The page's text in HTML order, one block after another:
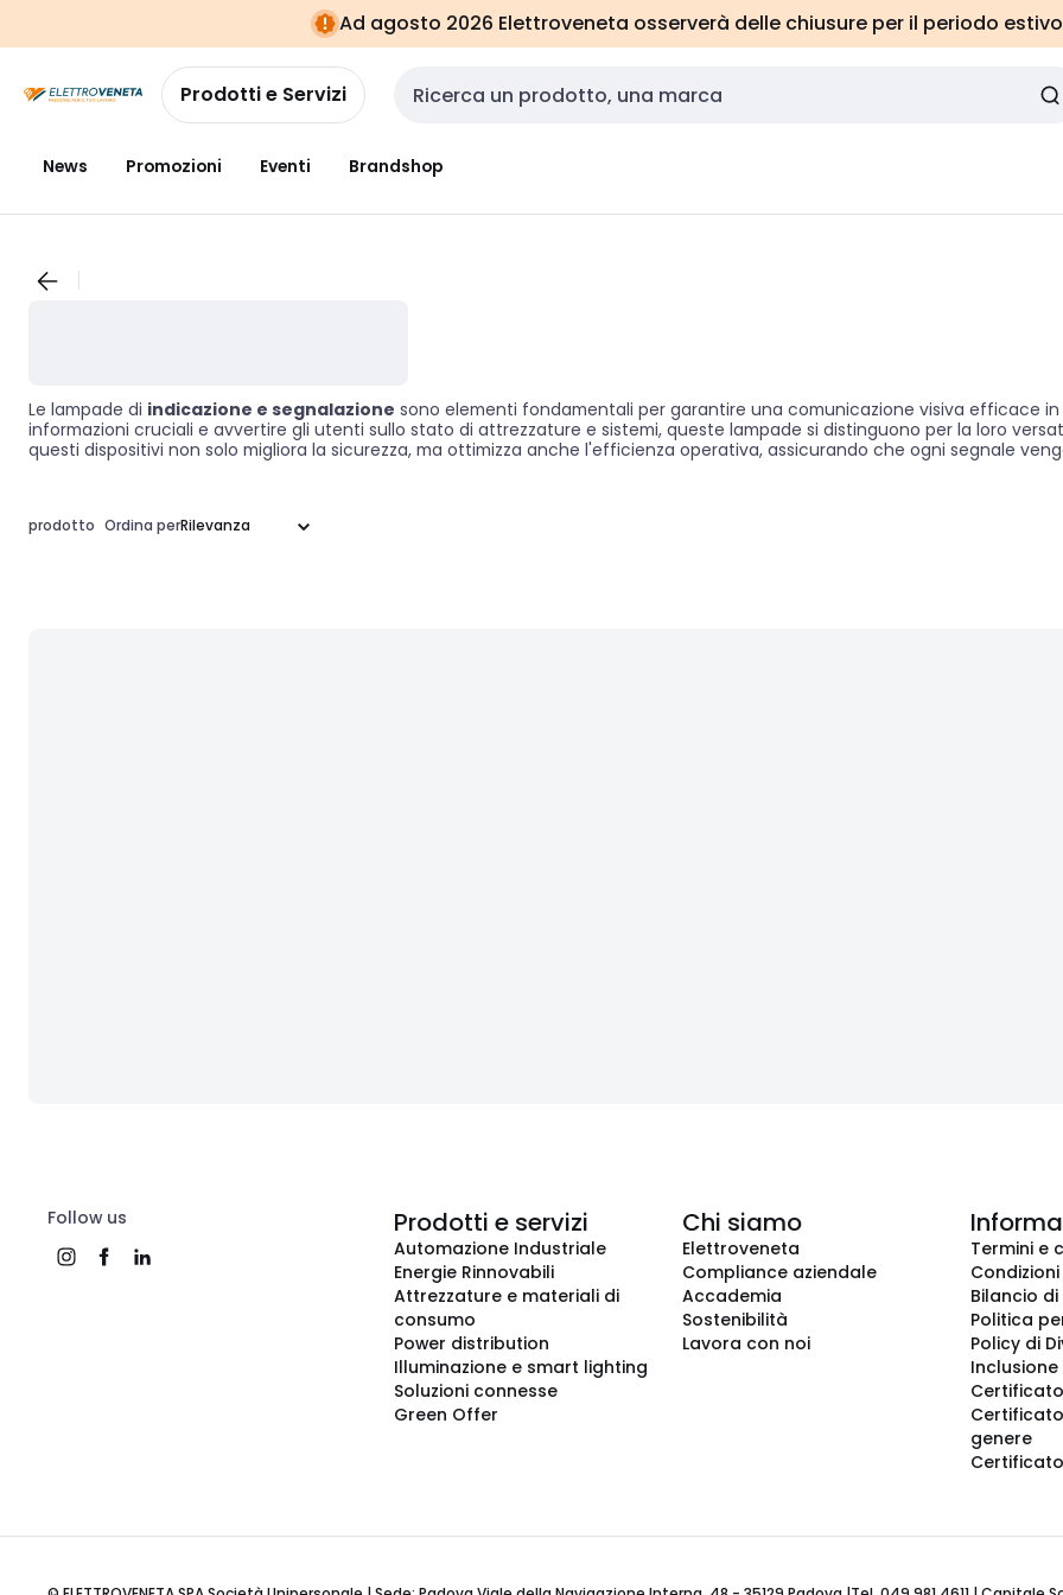
navigazionealla
pagina
Ad agosto 2026 Elettroveneta osserverà delle chiusure per il periodo
Prodotti e Servizi Cerca input
News Promozioni Eventi Brandshop
Le lampade di indicazione e segnalazione sono elementi fondamentali per garantire una comunicazione visiva efficace
informazioni cruciali e avvertire gli utenti sullo stato di attrezzature e sistemi, queste lampade si distinguono per la loro
questi dispositivi non solo migliora la sicurezza, ma ottimizza anche l'efficienza operativa, assicurando che ogni segnale
prodotto Ordina per
Follow us Prodotti e servizi
Automazione Industriale
Energie Rinnovabili
Attrezzature e materiali di
consumo
Power distribution
Illuminazione e smart lighting
Soluzioni connesse
Green Offer
Chi siamo
Elettroveneta
Compliance aziendale
Accademia
Sostenibilità
Lavora con noi
Termini e
Bilancio
Politica
Policy di
Inclusione
genere
Certificato